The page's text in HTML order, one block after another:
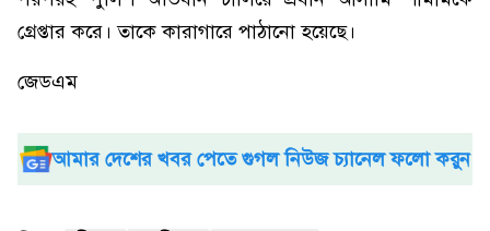
গ্রেপ্তার করে। তাকে কারাগারে পাঠানো হয়েছে।
জেডএম
আমার দেশের খবর পেতে গুগল নিউজ চ্যানেল ফলো করুন